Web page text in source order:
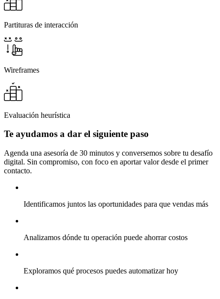
Partituras de interacción
Wireframes
Evaluación heurística
Te ayudamos a dar el siguiente paso
Agenda una asesoría de 30 minutos y conversemos sobre tu desafío
digital. Sin compromiso, con foco en aportar valor desde el primer
contacto.
Identificamos juntos las oportunidades para que vendas más
Analizamos dónde tu operación puede ahorrar costos
Exploramos qué procesos puedes automatizar hoy